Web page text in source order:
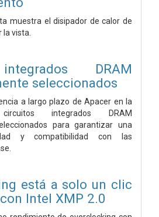
muestra el disipador de calor de
vista.
DRAM
seleccionados
a largo plazo de Apacer en la
integrados DRAM
para garantizar una
y compatibilidad con las
está a solo un clic
Intel XMP 2.0